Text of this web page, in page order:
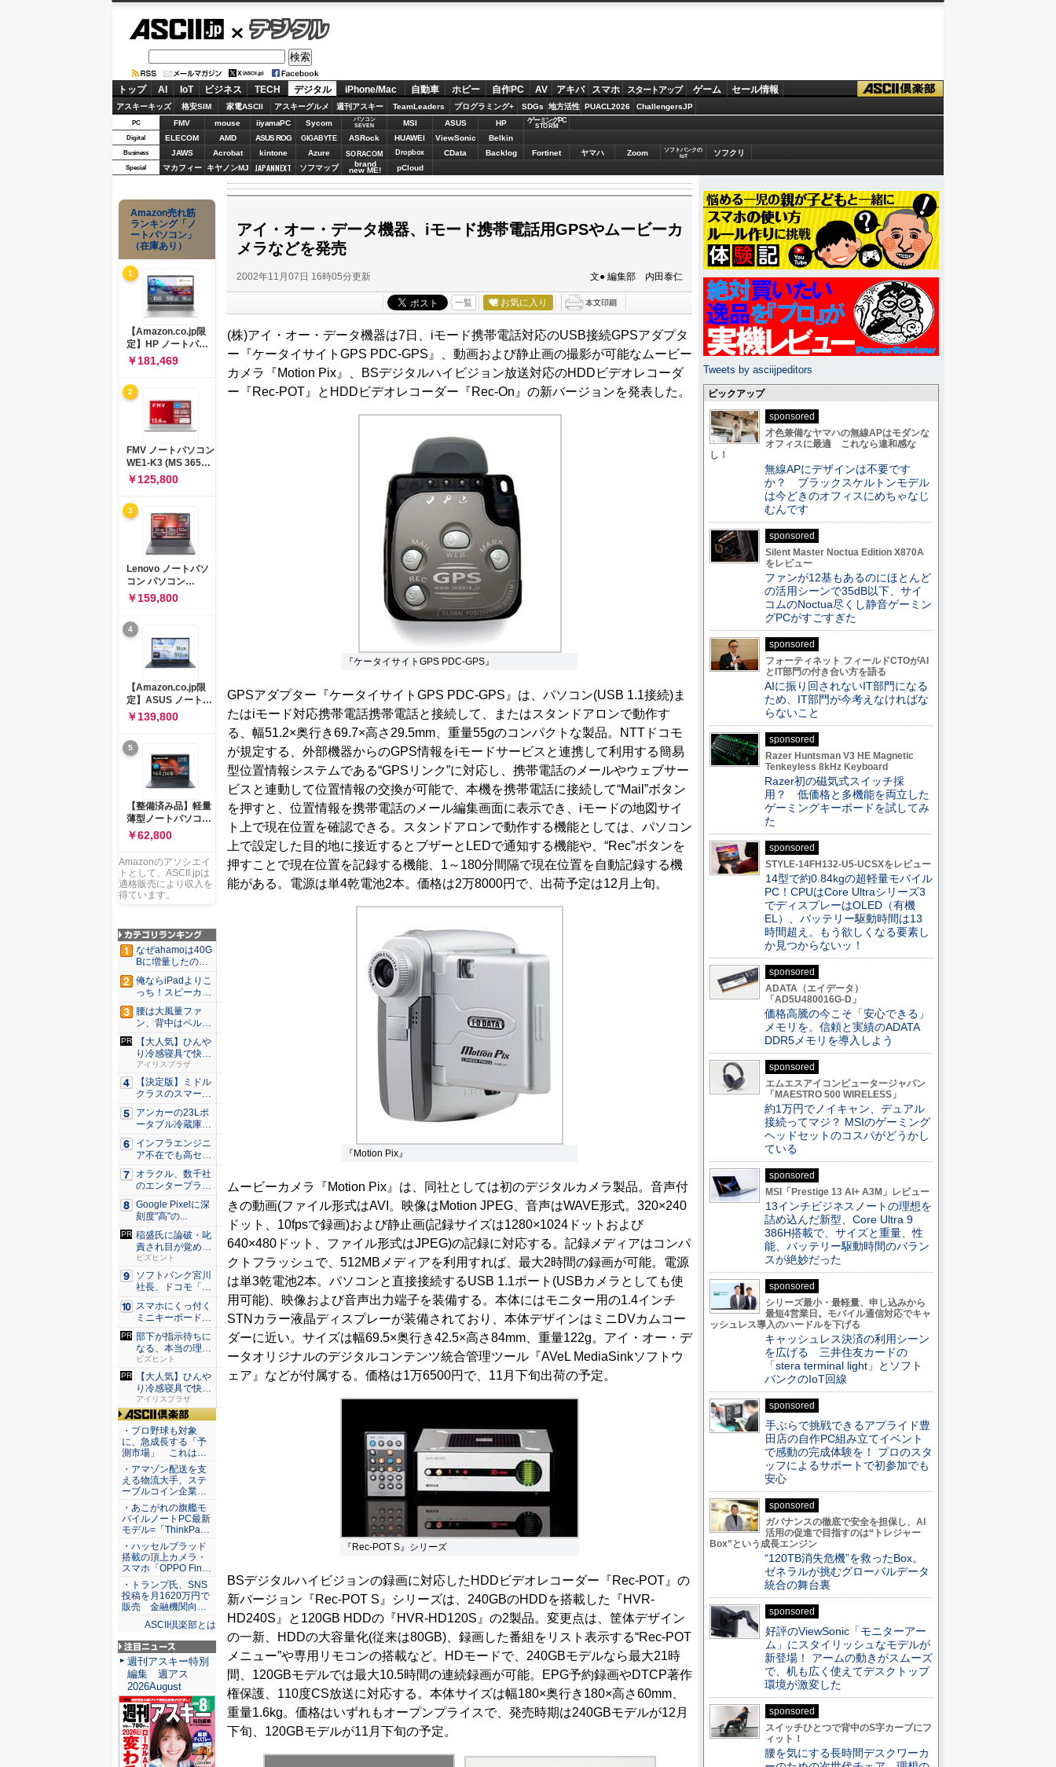
デジタル
トップ AI IoT ビジネス TECH デジタル iPhone/Mac 自動車 ホビー 自作PC AV アキバ スマホ スタートアップ ゲーム セール情報
アスキーキッズ 格安SIM 家電ASCII アスキーグルメ 週刊アスキー TeamLeaders プログラミング+ SDGs 地方活性 PUACL2026 ChallengersJP
PC FMV mouse iiyamaPC Sycom
パソコン
SEVEN
MSI ASUS HP ゲーミングPC
STORM
Digital ELECOM AMD ASUS ROG GIGABYTE ASRock HUAWEI ViewSonic Belkin
Business JAWS Acrobat kintone Azure SORACOM Dropbox CData Backlog Fortinet ヤマハ Zoom
ソフトバンクの
IoT
ソフクリ
Special マカフィー キヤノンMJ JAPANNEXT ソフマップ brand
new ME! pCloud
アイ・オー・データ機器、iモード携帯電話用GPSやムービーカ
メラなどを発売
2002年11月07日 16時05分更新 文● 編集部 内田泰仁
一覧 お気に入り
(株)アイ・オー・データ機器は7日、iモード携帯電話対応のUSB接続GPSアダプタ
ー『ケータイサイトGPS PDC-GPS』、動画および静止画の撮影が可能なムービー
カメラ『Motion Pix』、BSデジタルハイビジョン放送対応のHDDビデオレコーダ
ー『Rec-POT』とHDDビデオレコーダー『Rec-On』の新バージョンを発表した。
『ケータイサイトGPS PDC-GPS』
GPSアダプター『ケータイサイトGPS PDC-GPS』は、パソコン(USB 1.1接続)ま
たはiモード対応携帯電話携帯電話と接続して、またはスタンドアロンで動作す
る、幅51.2×奥行き69.7×高さ29.5mm、重量55gのコンパクトな製品。NTTドコモ
が規定する、外部機器からのGPS情報をiモードサービスと連携して利用する簡易
型位置情報システムである“GPSリンク”に対応し、携帯電話のメールやウェブサー
ビスと連動して位置情報の交換が可能で、本機を携帯電話に接続して“Mail”ボタン
を押すと、位置情報を携帯電話のメール編集画面に表示でき、iモードの地図サイ
ト上で現在位置を確認できる。スタンドアロンで動作する機能としては、パソコン
上で設定した目的地に接近するとブザーとLEDで通知する機能や、“Rec”ボタンを
押すことで現在位置を記録する機能、1～180分間隔で現在位置を自動記録する機
能がある。電源は単4乾電池2本。価格は2万8000円で、出荷予定は12月上旬。
『Motion Pix』
ムービーカメラ『Motion Pix』は、同社としては初のデジタルカメラ製品。音声付
きの動画(ファイル形式はAVI。映像はMotion JPEG、音声はWAVE形式。320×240
ドット、10fpsで録画)および静止画(記録サイズは1280×1024ドットおよび
640×480ドット、ファイル形式はJPEG)の記録に対応する。記録メディアはコンパ
クトフラッシュで、512MBメディアを利用すれば、最大2時間の録画が可能。電源
は単3乾電池2本。パソコンと直接接続するUSB 1.1ポート(USBカメラとしても使
用可能)、映像および音声出力端子を装備する。本体にはモニター用の1.4インチ
STNカラー液晶ディスプレーが装備されており、本体デザインはミニDVカムコー
ダーに近い。サイズは幅69.5×奥行き42.5×高さ84mm、重量122g。アイ・オー・デ
ータオリジナルのデジタルコンテンツ統合管理ツール『AVeL MediaSinkソフトウ
ェア』などが付属する。価格は1万6500円で、11月下旬出荷の予定。
『Rec-POT S』シリーズ
BSデジタルハイビジョンの録画に対応したHDDビデオレコーダー『Rec-POT』の
新バージョン『Rec-POT S』シリーズは、240GBのHDDを搭載した『HVR-
HD240S』と120GB HDDの『HVR-HD120S』の2製品。変更点は、筐体デザイン
の一新、HDDの大容量化(従来は80GB)、録画した番組をリスト表示する“Rec-POT
メニュー”や専用リモコンの搭載など。HDモードで、240GBモデルなら最大21時
間、120GBモデルでは最大10.5時間の連続録画が可能。EPG予約録画やDTCP著作
権保護、110度CS放送に対応する。本体サイズは幅180×奥行き180×高さ60mm、
重量1.6kg。価格はいずれもオープンプライスで、発売時期は240GBモデルが12月
下旬、120GBモデルが11月下旬の予定。
Amazon売れ筋
ランキング「ノ
ートパソコン」
（在庫あり）
1
【Amazon.co.jp限
定】HP ノートパソ
コン 15-fd 15.6イン
チ インテル Core 5
120U メモリ16GB
SSD512GB
Windows 11
Microsoft Office
2024搭載 WPS
Office搭載 カメラシ
ャッター 指紋認証 薄
型 Copilotキー搭載
ナチュラルシルバー
￥181,469
2
FMV ノートパソコン
WE1-K3 (MS 365
Personal/Copilotキ
ー搭載/Win 11/15.6
型/Core
i5/16GB/SSD
512GB/ホワイト)
FMVWK3E15W_AZ
￥125,800
3
Lenovo ノートパソ
コン パソコン
IdeaPad Slim 3 14.0
インチ AMD
Ryzen™ 5 8640HS
メモリ16GB
SSD512GB
Microsoft 365 試用
版 Windows11 バッ
テリー駆動12.6時間
重量1.39kg ルナグレ
ー 83K9003JJP ノー
トPC
￥159,800
4
【Amazon.co.jp限
定】ASUS ノートパ
ソコン Vivobook 15
M1502NAQ 15.6イ
ンチ AMD Ryzen 7
170 メモリ16GB
SSD 512GB
Microsoft 365
Personal (24か月版)
搭載 Windows 11 重
量1.7kg Wi-Fi 6E ク
ワイエットブルー
M1502NAQ-
￥139,800
5
【整備済み品】軽量
薄型ノートパソコン
dynabook G83 ■
13.3型
FHD(1920x1080) -
高性能第11世代Core
i5-1135G7 - メモリ
16GB - SSD 256GB
USB Type-C - MS
Office 2021 - Win11
搭載
￥62,800
Amazonのアソシエイ
トとして、ASCII.jpは
適格販売により収入を
得ています。
なぜahamoは40G
Bに増量したの
か ...
俺ならiPadよりこ
っち！スピーカー
9個...
腰は大風量ファ
ン、背中はペルチ
ェ冷却。ダ...
【大人気】ひんや
り冷感寝具で快適
な睡眠を...
アイリスプラザ
【決定版】ミドル
クラスのスマート
フォンの...
アンカーの23Lポ
ータブル冷蔵庫が
Ama...
インフラエンジニ
ア不在でも高セキ
ュリティ...
オラクル、数千社
のエンタープライ
ズ・アプ...
Google Pixelに深
刻度"高"の...
稲盛氏に論破・叱
責され目が覚め
た。経営者...
ビズヒント
ソフトバンク宮川
社長、ドコモ「ah
amo...
スマホにくっ付く
ミニキーボード！
触ってわ...
部下が指示待ちに
なる、本当の理
由。23年...
ビズヒント
【大人気】ひんや
り冷感寝具で快適
な睡眠を...
アイリスプラザ
ASCII倶楽部
・プロ野球も対象
に、急成長する「予
測市場」 これは…
・アマゾン配送を支
える物流大手、ステ
ーブルコイン企業…
・あこがれの旗艦モ
バイルノートPC最新
モデル=「ThinkPa…
・ハッセルブラッド
搭載の頂上カメラ・
スマホ「OPPO Fin…
・トランプ氏、SNS
投稿を月1620万円で
販売 金融機関向…
ASCII倶楽部とは
注目ニュース
週刊アスキー特別
編集 週アス
2026August
Tweets by asciijpeditors
ピックアップ
sponsored
才色兼備なヤマハの無線APはモダンな
オフィスに最適 これなら違和感な
し！
無線APにデザインは不要です
か？ ブラックスケルトンモデル
は今どきのオフィスにめちゃなじ
むんです
sponsored
Silent Master Noctua Edition X870A
をレビュー
ファンが12基もあるのにほとんど
の活用シーンで35dB以下、サイ
コムのNoctua尽くし静音ゲーミン
グPCがすごすぎた
sponsored
フォーティネット フィールドCTOがAI
とIT部門の付き合い方を語る
AIに振り回されないIT部門になる
ため、IT部門が今考えなければな
らないこと
sponsored
Razer Huntsman V3 HE Magnetic
Tenkeyless 8kHz Keyboard
Razer初の磁気式スイッチ採
用？ 低価格と多機能を両立した
ゲーミングキーボードを試してみ
た
sponsored
STYLE-14FH132-U5-UCSXをレビュー
14型で約0.84kgの超軽量モバイル
PC！CPUはCore Ultraシリーズ3
でディスプレーはOLED（有機
EL）、バッテリー駆動時間は13
時間超え。もう欲しくなる要素し
か見つからないッ！
sponsored
ADATA（エイデータ）
「AD5U480016G-D」
価格高騰の今こそ「安心できる」
メモリを。信頼と実績のADATA
DDR5メモリを導入しよう
sponsored
エムエスアイコンピュータージャパン
「MAESTRO 500 WIRELESS」
約1万円でノイキャン、デュアル
接続ってマジ？ MSIのゲーミング
ヘッドセットのコスパがどうかし
ている
sponsored
MSI「Prestige 13 AI+ A3M」レビュー
13インチビジネスノートの理想を
詰め込んだ新型、Core Ultra 9
386H搭載で、サイズと重量、性
能、バッテリー駆動時間のバラン
スが絶妙だった
sponsored
シリーズ最小・最軽量、申し込みから
最短4営業日。モバイル通信対応でキャ
ッシュレス導入のハードルを下げる
キャッシュレス決済の利用シーン
を広げる 三井住友カードの
「stera terminal light」とソフト
バンクのIoT回線
sponsored
手ぶらで挑戦できるアプライド豊
田店の自作PC組み立てイベント
で感動の完成体験を！ プロのスタ
ッフによるサポートで初参加でも
安心
sponsored
ガバナンスの徹底で安全を担保し、AI
活用の促進で目指すのは“トレジャー
Box”という成長エンジン
“120TB消失危機”を救ったBox。
ゼネラルが挑むグローバルデータ
統合の舞台裏
sponsored
好評のViewSonic「モニターアー
ム」にスタイリッシュなモデルが
新登場！ アームの動きがスムーズ
で、机も広く使えてデスクトップ
環境が激変した
sponsored
スイッチひとつで背中のS字カーブにフ
ィット！
腰を気にする長時間デスクワーカ